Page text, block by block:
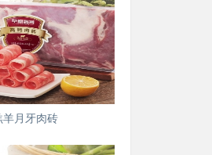
羊月牙肉砖